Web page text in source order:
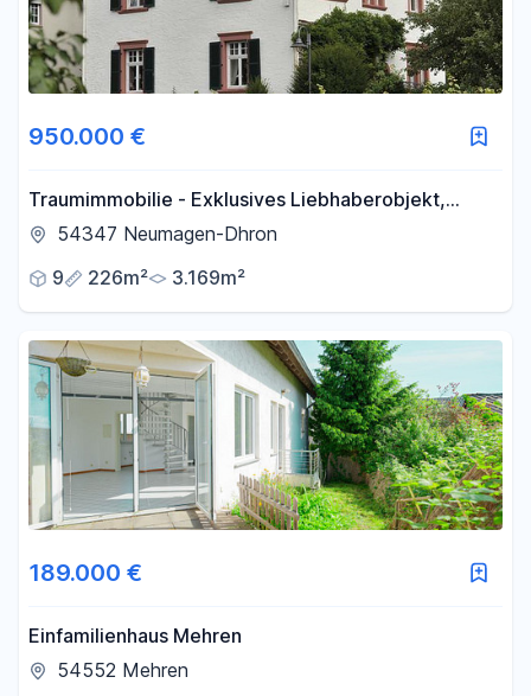
950.000 €
Traumimmobilie - Exklusives Liebhaberobjekt,
selten, außergewöhnlich, hohes Maß an
54347 Neumagen-Dhron
9
226m² 3.169m²
189.000 €
Einfamilienhaus Mehren
54552 Mehren